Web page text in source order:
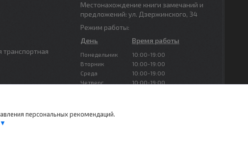
транспортная
Местонахождение книги замечаний и
предложений: ул. Дзержинского, 34
Режим работы:
День
Время работы
Понедельник
10:00-19:00
Вторник
10:00-19:00
Среда
10:00-19:00
Четверг
10:00-19:00
Воскресенье
персональных рекомендаций.